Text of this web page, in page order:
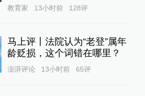
教育家 13小时前 128评
马上评丨法院认为“老登”属年
龄贬损，这个词错在哪里？
澎湃评论 13小时前 65评